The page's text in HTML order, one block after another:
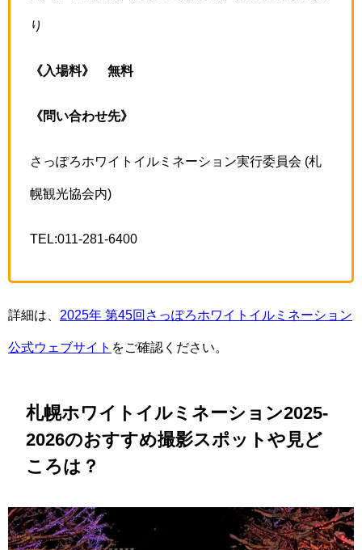
り
《入場料》 無料
《問い合わせ先》
さっぽろホワイトイルミネーション実行委員会 (札
幌観光協会内)
TEL:011-281-6400
詳細は、 2025年 第45回さっぽろホワイトイルミネーション
公式ウェブサイト をご確認ください。
札幌ホワイトイルミネーション2025-
2026のおすすめ撮影スポットや見ど
ころは？